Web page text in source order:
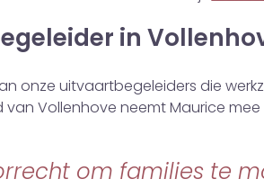
in
onze uitvaartbegeleiders die
van Vollenhove neemt Maurice mee
om families te